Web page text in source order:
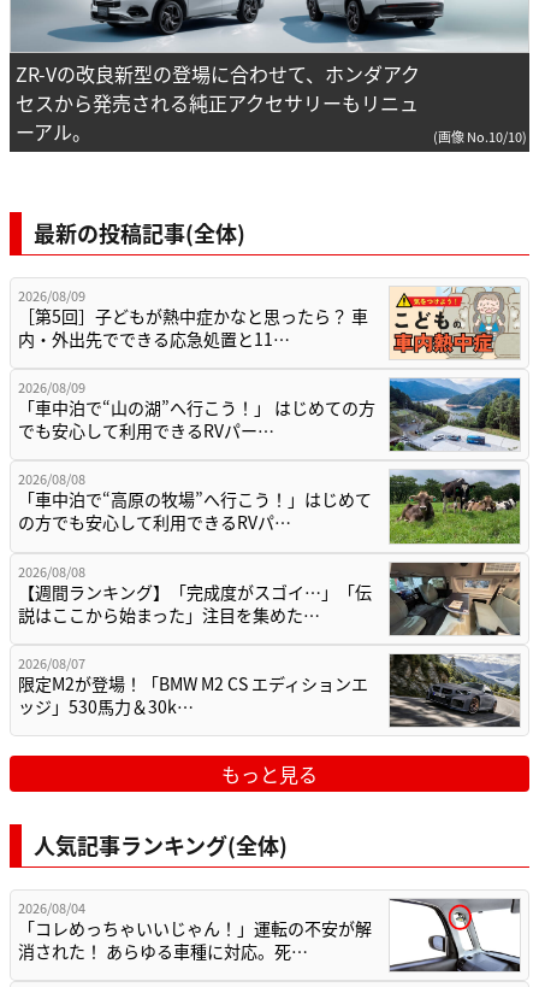
ZR-Vの改良新型の登場に合わせて、ホンダアク
セスから発売される純正アクセサリーもリニュ
ーアル。
(画像 No.10/10)
最新の投稿記事(全体)
2026/08/09
［第5回］子どもが熱中症かなと思ったら？ 車
内・外出先でできる応急処置と11…
2026/08/09
「車中泊で“山の湖”へ行こう！」 はじめての方
でも安心して利用できるRVパー…
2026/08/08
「車中泊で“高原の牧場”へ行こう！」はじめて
の方でも安心して利用できるRVパ…
2026/08/08
【週間ランキング】「完成度がスゴイ…」「伝
説はここから始まった」注目を集めた…
2026/08/07
限定M2が登場！「BMW M2 CS エディションエ
ッジ」530馬力＆30k…
もっと見る
人気記事ランキング(全体)
2026/08/04
「コレめっちゃいいじゃん！」運転の不安が解
消された！ あらゆる車種に対応。死…